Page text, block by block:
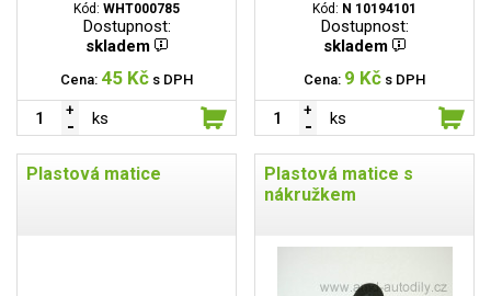
Kód: WHT000785
Dostupnost:
skladem
Cena: 45 Kč s DPH
ks
Kód: N 10194101
Dostupnost:
skladem
Cena: 9 Kč s DPH
ks
Plastová matice
Plastová matice s
nákružkem